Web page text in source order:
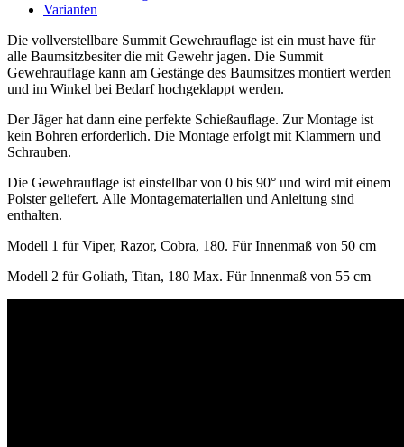
Varianten
Die vollverstellbare Summit Gewehrauflage ist ein must have für
alle Baumsitzbesiter die mit Gewehr jagen. Die Summit
Gewehrauflage kann am Gestänge des Baumsitzes montiert werden
und im Winkel bei Bedarf hochgeklappt werden.
Der Jäger hat dann eine perfekte Schießauflage. Zur Montage ist
kein Bohren erforderlich. Die Montage erfolgt mit Klammern und
Schrauben.
Die Gewehrauflage ist einstellbar von 0 bis 90° und wird mit einem
Polster geliefert. Alle Montagematerialien und Anleitung sind
enthalten.
Modell 1 für Viper, Razor, Cobra, 180. Für Innenmaß von 50 cm
Modell 2 für Goliath, Titan, 180 Max. Für Innenmaß von 55 cm